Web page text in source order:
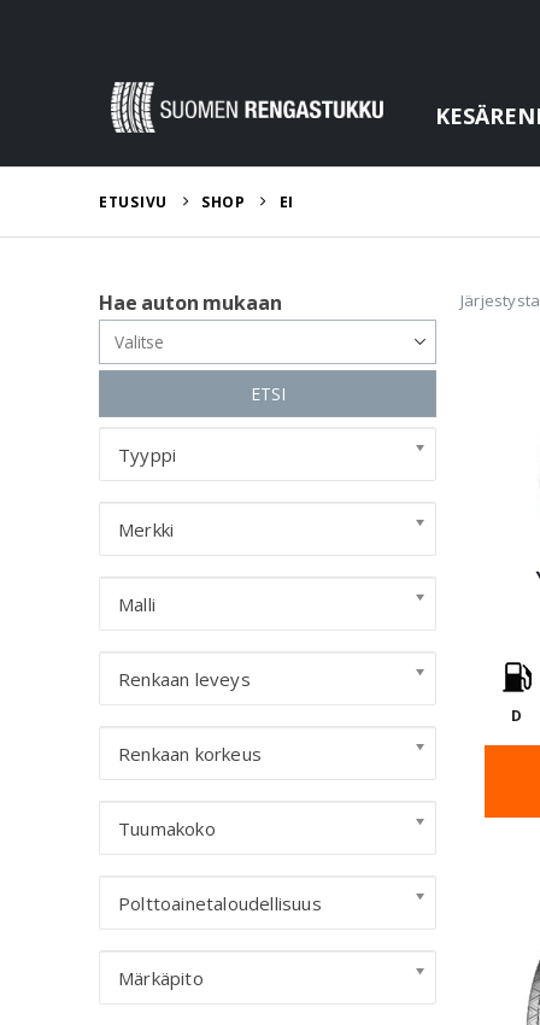
ETUSIVU SHOP EI
D
Hae auton mukaan
ETSI
Tyyppi
Merkki
Malli
Renkaan leveys
Renkaan korkeus
Tuumakoko
Polttoainetaloudellisuus
Märkäpito